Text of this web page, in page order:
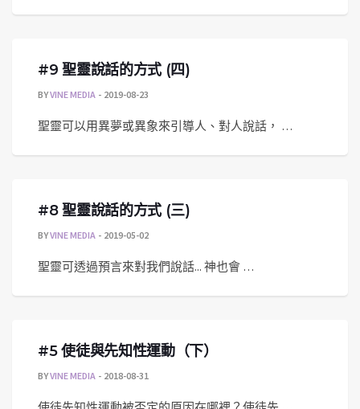
#9 聖靈說話的方式 (四)
BYVINE MEDIA 2019-08-23
聖靈可以用異夢或異象來引導人、對人說話， …
#8 聖靈說話的方式 (三)
BYVINE MEDIA 2019-05-02
聖靈可透過預言來對我們說話... 神也會 …
#5 使徒與先知性運動（下）
BYVINE MEDIA 2018-08-31